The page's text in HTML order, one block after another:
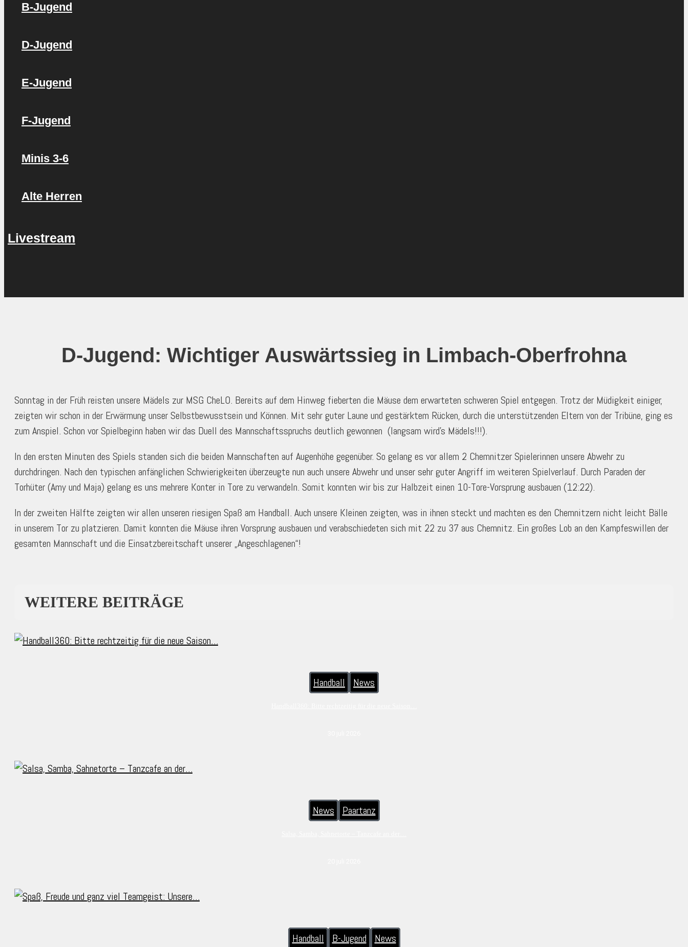
B-Jugend
D-Jugend
E-Jugend
F-Jugend
Minis 3-6
Alte Herren
Livestream
D-Jugend: Wichtiger Auswärtssieg in Limbach-Oberfrohna
Sonntag in der Früh reisten unsere Mädels zur MSG CheLO. Bereits auf dem Hinweg fieberten die Mäuse dem erwarteten schweren Spiel entgegen. Trotz der Müdigkeit einiger,
zeigten wir schon in der Erwärmung unser Selbstbewusstsein und Können. Mit sehr guter Laune und gestärktem Rücken, durch die unterstützenden Eltern von der Tribüne, ging es
zum Anspiel. Schon vor Spielbeginn haben wir das Duell des Mannschaftsspruchs deutlich gewonnen (langsam wird’s Mädels!!!).
In den ersten Minuten des Spiels standen sich die beiden Mannschaften auf Augenhöhe gegenüber. So gelang es vor allem 2 Chemnitzer Spielerinnen unsere Abwehr zu
durchdringen. Nach den typischen anfänglichen Schwierigkeiten überzeugte nun auch unsere Abwehr und unser sehr guter Angriff im weiteren Spielverlauf. Durch Paraden der
Torhüter (Amy und Maja) gelang es uns mehrere Konter in Tore zu verwandeln. Somit konnten wir bis zur Halbzeit einen 10-Tore-Vorsprung ausbauen (12:22).
In der zweiten Hälfte zeigten wir allen unseren riesigen Spaß am Handball. Auch unsere Kleinen zeigten, was in ihnen steckt und machten es den Chemnitzern nicht leicht Bälle
in unserem Tor zu platzieren. Damit konnten die Mäuse ihren Vorsprung ausbauen und verabschiedeten sich mit 22 zu 37 aus Chemnitz. Ein großes Lob an den Kampfeswillen der
gesamten Mannschaft und die Einsatzbereitschaft unserer „Angeschlagenen“!
WEITERE BEITRÄGE
Handball News
News Paartanz
Handball B-Jugend News